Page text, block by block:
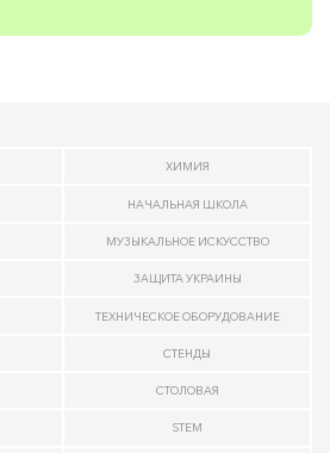
ХИМИЯ
НАЧАЛЬНАЯ ШКОЛА
МУЗЫКАЛЬНОЕ ИСКУССТВО
ЗАЩИТА УКРАИНЫ
ТЕХНИЧЕСКОЕ ОБОРУДОВАНИЕ
СТЕНДЫ
СТОЛОВАЯ
STEM